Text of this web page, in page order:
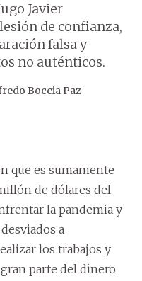
Javier
de confianza,
falsa y
no auténticos.
Boccia Paz
que es sumamente
de dólares del
la pandemia y
a
los trabajos y
parte del dinero